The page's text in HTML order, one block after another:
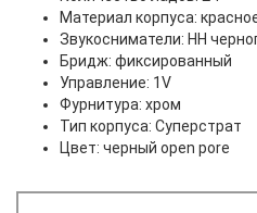
Материал корпуса:
Звукосниматели: HH
Бридж: фиксированный
Управление: 1V
Фурнитура: хром
Тип корпуса: Суперстрат
Цвет: черный open pore